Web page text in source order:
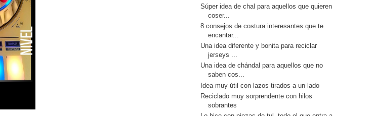
Súper idea de chal para aquellos que quieren
coser...
8 consejos de costura interesantes que te
encantar...
Una idea diferente y bonita para reciclar
jerseys ...
Una idea de chándal para aquellos que no
saben cos...
Idea muy útil con lazos tirados a un lado
Reciclado muy sorprendente con hilos
sobrantes